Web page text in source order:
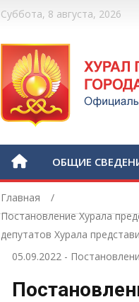
Суббота, 8 августа, 2026
ОБЩИЕ
Главная
Постановление Хурала
депутатов Хурала
05.09.2022-